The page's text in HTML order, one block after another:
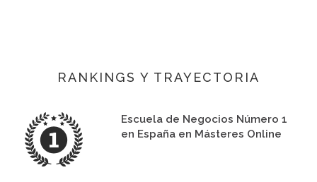
RANKINGS Y TRAYECTORIA
Escuela de Negocios Número 1
en España en Másteres Online